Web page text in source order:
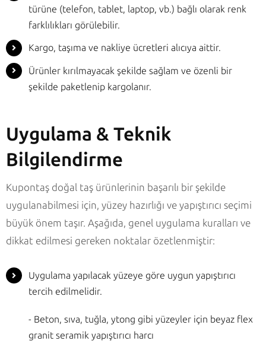
türüne (telefon, tablet, laptop, vb.) bağlı olarak renk
farklılıkları görülebilir.
Kargo, taşıma ve nakliye ücretleri alıcıya aittir.
Ürünler kırılmayacak şekilde sağlam ve özenli bir
şekilde paketlenip kargolanır.
Uygulama & Teknik
Bilgilendirme
Kupontaş doğal taş ürünlerinin başarılı bir şekilde
uygulanabilmesi için, yüzey hazırlığı ve yapıştırıcı seçimi
büyük önem taşır. Aşağıda, genel uygulama kuralları ve
dikkat edilmesi gereken noktalar özetlenmiştir:
Uygulama yapılacak yüzeye göre uygun yapıştırıcı
tercih edilmelidir.
- Beton, sıva, tuğla, ytong gibi yüzeyler için beyaz flex
granit seramik yapıştırıcı harcı